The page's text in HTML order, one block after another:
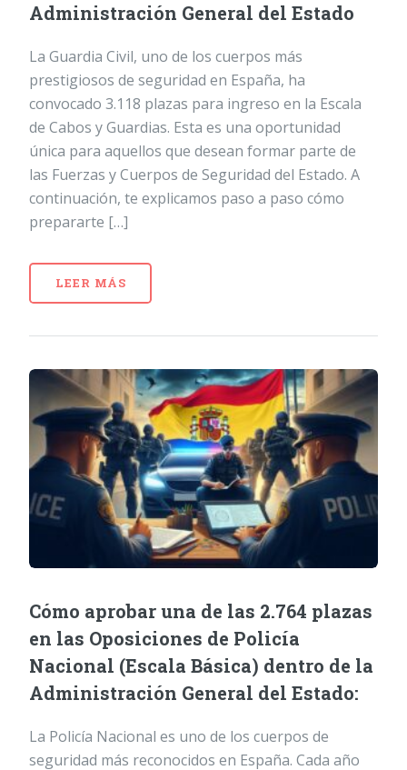
Administración General del Estado
La Guardia Civil, uno de los cuerpos más
prestigiosos de seguridad en España, ha
convocado 3.118 plazas para ingreso en la Escala
de Cabos y Guardias. Esta es una oportunidad
única para aquellos que desean formar parte de
las Fuerzas y Cuerpos de Seguridad del Estado. A
continuación, te explicamos paso a paso cómo
prepararte […]
LEER MÁS
Cómo aprobar una de las 2.764 plazas
en las Oposiciones de Policía
Nacional (Escala Básica) dentro de la
Administración General del Estado:
La Policía Nacional es uno de los cuerpos de
seguridad más reconocidos en España. Cada año